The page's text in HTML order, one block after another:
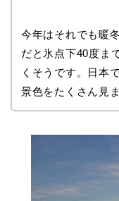
今年はそれでも暖
だと氷点下40度ま
くそうです。日本
景色をたくさん見ま